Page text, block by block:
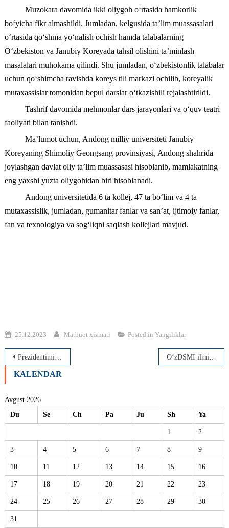
Muzokara davomida ikki oliygoh o‘rtasida hamkorlik
bo‘yicha fikr almashildi. Jumladan, kelgusida ta’lim muassasalari
o‘rtasida qo‘shma yo‘nalish ochish hamda talabalarning
O‘zbekiston va Janubiy Koreyada tahsil olishini ta’minlash
masalalari muhokama qilindi. Shu jumladan, o‘zbekistonlik talabalar
uchun qo‘shimcha ravishda koreys tili markazi ochilib, koreyalik
mutaxassislar tomonidan bepul darslar o‘tkazishili rejalashtirildi.
Tashrif davomida mehmonlar dars jarayonlari va o‘quv teatri
faoliyati bilan tanishdi.
Ma’lumot uchun, Andong milliy universiteti Janubiy
Koreyaning Shimoliy Geongsang provinsiyasi, Andong shahrida
joylashgan davlat oliy ta’lim muassasasi hisoblanib, mamlakatning
eng yaxshi yuzta oliygohidan biri hisoblanadi.
Andong universitetida 6 ta kollej, 47 ta bo‘lim va 4 ta
mutaxassislik, jumladan, gumanitar fanlar va san’at, ijtimoiy fanlar,
fan va texnologiya va sog‘liqni saqlash kollejlari mavjud.
25.12.2023 Matbuot xizmati Posted in Yangiliklar
Post
menyusi
Prezidentimiz islohotlariga kamarbasta bo‘lamiz
KALENDAR
Avgust 2026
Du
Se Ch Pa Ju Sh Ya
1 2
3 4 5 6 7 8 9
10 11 12 13 14 15 16
17 18 19 20 21 22 23
24 25 26 27 28 29 30
31